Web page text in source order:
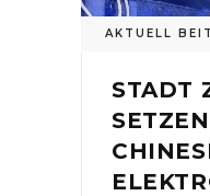
AKTUELL
STADT